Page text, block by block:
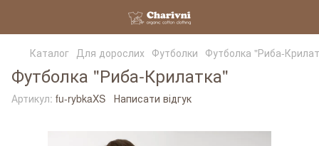
Каталог Для дорослих Футболки Футболка "Риба-
Футболка "Риба-Крилатка"
Артикул: fu-rybkaXS Написати відгук